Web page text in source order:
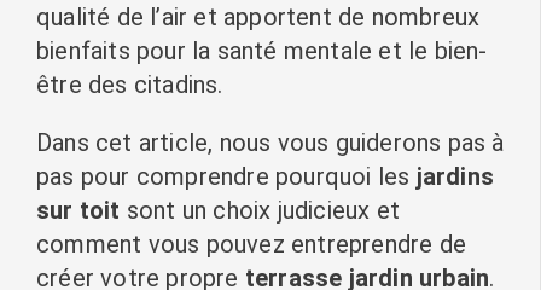
qualité de l’air et apportent de nombreux
bienfaits pour la santé mentale et le bien-
être des citadins.
Dans cet article, nous vous guiderons pas à
pas pour comprendre pourquoi les jardins
sur toit sont un choix judicieux et
comment vous pouvez entreprendre de
créer votre propre terrasse jardin urbain.